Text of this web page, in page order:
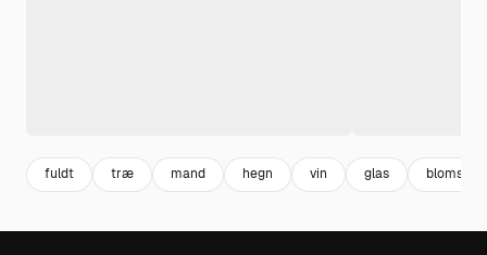
fuldt træ mand hegn vin glas blomst